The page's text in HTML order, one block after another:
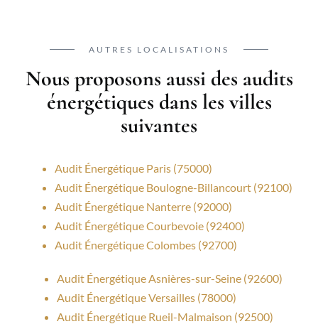
AUTRES LOCALISATIONS
Nous proposons aussi des audits
énergétiques dans les villes
suivantes
Audit Énergétique Paris (75000)
Audit Énergétique Boulogne-Billancourt (92100)
Audit Énergétique Nanterre (92000)
Audit Énergétique Courbevoie (92400)
Audit Énergétique Colombes (92700)
Audit Énergétique Asnières-sur-Seine (92600)
Audit Énergétique Versailles (78000)
Audit Énergétique Rueil-Malmaison (92500)